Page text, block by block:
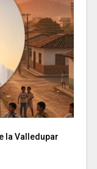
la Valledupar